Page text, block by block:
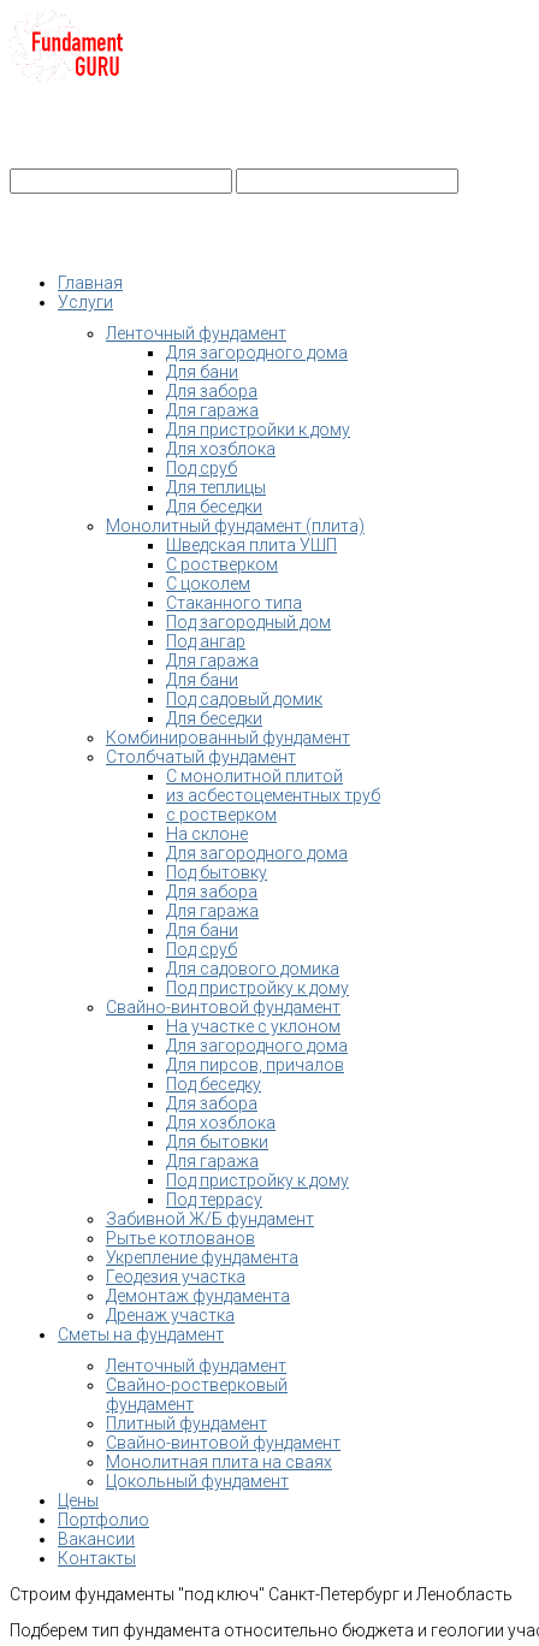
Главная
Услуги
Ленточный фундамент
Для загородного дома
Для бани
Для забора
Для гаража
Для пристройки к дому
Для хозблока
Под сруб
Для теплицы
Для беседки
Монолитный фундамент (плита)
Шведская плита УШП
С ростверком
С цоколем
Стаканного типа
Под загородный дом
Под ангар
Для гаража
Для бани
Под садовый домик
Для беседки
Комбинированный фундамент
Столбчатый фундамент
С монолитной плитой
из асбестоцементных труб
с ростверком
На склоне
Для загородного дома
Под бытовку
Для забора
Для гаража
Для бани
Под сруб
Для садового домика
Под пристройку к дому
Свайно-винтовой фундамент
На участке с уклоном
Для загородного дома
Для пирсов, причалов
Под беседку
Для забора
Для хозблока
Для бытовки
Для гаража
Под пристройку к дому
Под террасу
Забивной Ж/Б фундамент
Рытье котлованов
Укрепление фундамента
Геодезия участка
Демонтаж фундамента
Дренаж участка
Сметы на фундамент
Ленточный фундамент
Свайно-ростверковый
фундамент
Плитный фундамент
Свайно-винтовой фундамент
Монолитная плита на сваях
Цокольный фундамент
Цены
Портфолио
Вакансии
Контакты
Строим фундаменты "под ключ" Санкт-Петербург и Ленобласть
Подберем тип фундамента относительно бюджета и геологии